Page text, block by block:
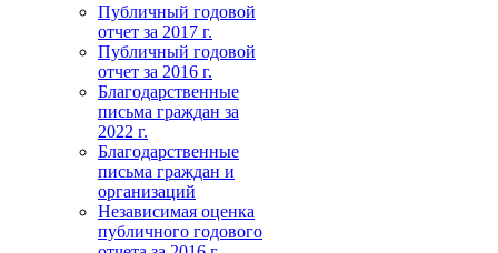
Публичный годовой
отчет за 2017 г.
Публичный годовой
отчет за 2016 г.
Благодарственные
письма граждан за
2022 г.
Благодарственные
письма граждан и
организаций
Независимая оценка
публичного годового